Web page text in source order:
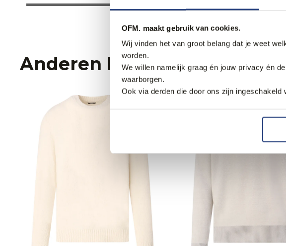
OFM. maakt gebruik van cookies.
Wij vinden het van groot belang dat je weet
worden.
We willen namelijk graag én jouw privacy én
waarborgen.
Ook via derden die door ons zijn ingeschakeld
Anderen bekeken ook